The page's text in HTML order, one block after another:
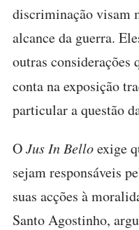
discriminação visam
alcance da guerra.
outras considerações
conta na exposição
particular a questão
OJus In Belloexige
sejam responsáveis
suas acções à
Santo Agostinho,